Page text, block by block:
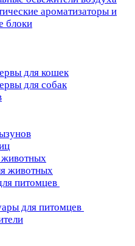
ароматизаторы и
блоки
для кошек
для собак
животных
питомцев
для питомцев